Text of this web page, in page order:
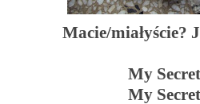
Macie/miałyście?
My
My